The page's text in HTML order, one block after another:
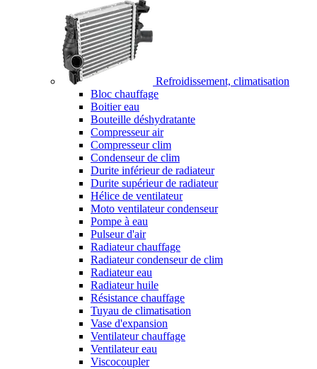
Refroidissement, climatisation
Bloc chauffage
Boitier eau
Bouteille déshydratante
Compresseur air
Compresseur clim
Condenseur de clim
Durite inférieur de radiateur
Durite supérieur de radiateur
Hélice de ventilateur
Moto ventilateur condenseur
Pompe à eau
Pulseur d'air
Radiateur chauffage
Radiateur condenseur de clim
Radiateur eau
Radiateur huile
Résistance chauffage
Tuyau de climatisation
Vase d'expansion
Ventilateur chauffage
Ventilateur eau
Viscocoupler